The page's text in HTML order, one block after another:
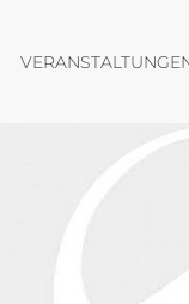
Menü öffnen